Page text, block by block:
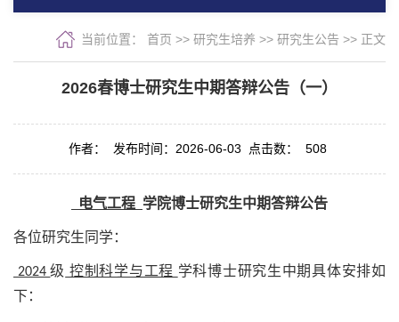
当前位置： 首页 >> 研究生培养 >> 研究生公告 >> 正文
2026春博士研究生中期答辩公告（一）
作者： 发布时间：2026-06-03 点击数： 508
电气工程 学院博士研究生中期答辩公告
各位研究生同学：
2024级 控制科学与工程 学科博士研究生中期具体安排如
下：